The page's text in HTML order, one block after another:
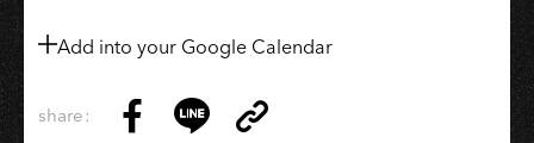
╳
Add into your Google Calendar
share:
Copy